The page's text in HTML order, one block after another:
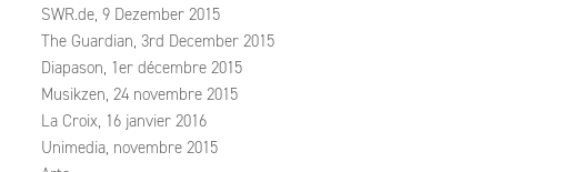
SWR.de, 9 Dezember 2015
The Guardian, 3rd December 2015
Diapason, 1er décembre 2015
Musikzen, 24 novembre 2015
La Croix, 16 janvier 2016
Unimedia, novembre 2015